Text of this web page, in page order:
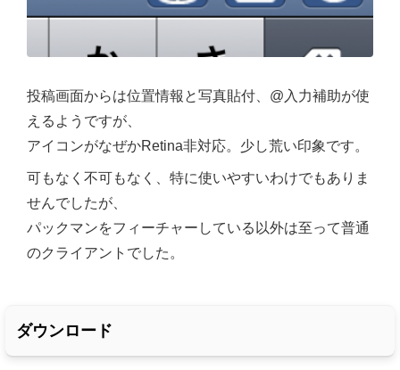
投稿画面からは位置情報と写真貼付、@入力補助が使
えるようですが、
アイコンがなぜかRetina非対応。少し荒い印象です。
可もなく不可もなく、特に使いやすいわけでもありま
せんでしたが、
パックマンをフィーチャーしている以外は至って普通
のクライアントでした。
ダウンロード